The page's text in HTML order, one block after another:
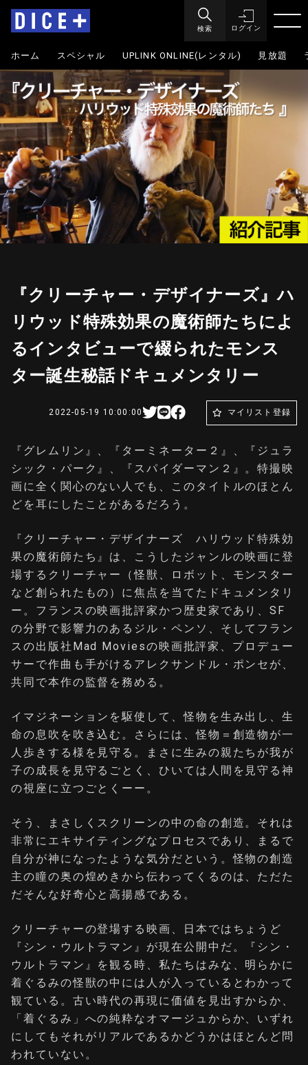
検索 ログイン
ホーム スペシャル UPLINK ONLINE(レンタル) 見放題
『クリーチャー・デザイナーズ』ハ
リウッド特殊効果の魔術師たちによ
るインタビューで綴られたモンス
ター誕生秘話ドキュメンタリー
2022-05-19 10:00:00 マイリスト登録
『グレムリン』、『ターミネーター２』、『ジュラ
シック・パーク』、『スパイダーマン２』。特撮映
画に全く関心のない人でも、このタイトルのほとん
どを耳にしたことがあるだろう。
『クリーチャー・デザイナーズ ハリウッド特殊効
果の魔術師たち』は、こうしたジャンルの映画に登
場するクリーチャー（怪獣、ロボット、モンスター
など創られたもの）に焦点を当てたドキュメンタリ
ー。フランスの映画批評家かつ歴史家であり、SF
の分野で影響力のあるジル・ペンソ、そしてフラン
スの出版社Mad Moviesの映画批評家、プロデュー
サーで作曲も手がけるアレクサンドル・ポンセが、
共同で本作の監督を務める。
イマジネーションを駆使して、怪物を生み出し、生
命の息吹を吹き込む。さらには、怪物＝創造物が一
人歩きする様を見守る。まさに生みの親たちが我が
子の成長を見守るごとく、ひいては人間を見守る神
の視座に立つごとくーー。
そう、まさしくスクリーンの中の命の創造。それは
非常にエキサイティングなプロセスであり、まるで
自分が神になったような気分だという。怪物の創造
主の瞳の奥の煌めきから伝わってくるのは、ただた
だそんな好奇心と高揚感である。
クリーチャーの登場する映画、日本ではちょうど
『シン・ウルトラマン』が現在公開中だ。『シン・
ウルトラマン』を観る時、私たちはみな、明らかに
着ぐるみの怪獣の中には人が入っているとわかって
観ている。古い時代の再現に価値を見出すからか、
「着ぐるみ」への純粋なオマージュからか、いずれ
にしてもそれがリアルであるかどうかはほとんど問
われていない。